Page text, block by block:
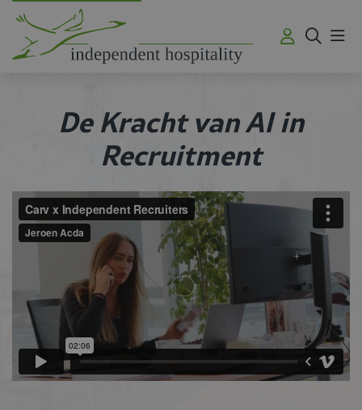
De Kracht van AI in
Recruitment